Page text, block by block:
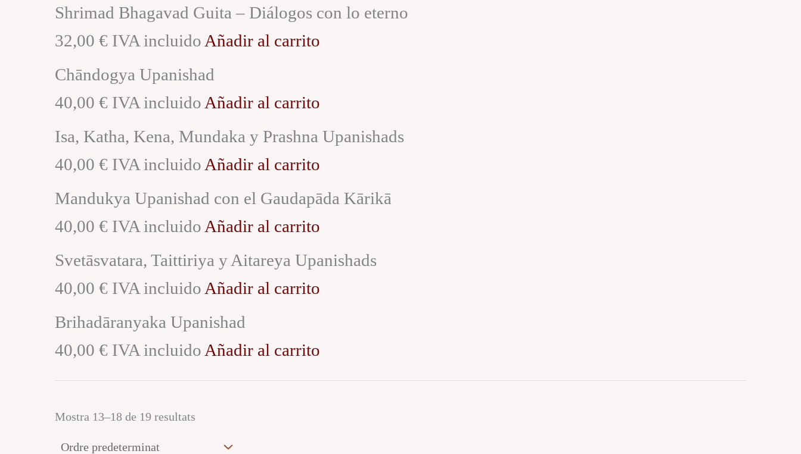
Shrimad Bhagavad Guita – Diálogos con lo eterno
32,00 € IVA incluido Añadir al carrito
Chāndogya Upanishad
40,00 € IVA incluido Añadir al carrito
Isa, Katha, Kena, Mundaka y Prashna Upanishads
40,00 € IVA incluido Añadir al carrito
Mandukya Upanishad con el Gaudapāda Kārikā
40,00 € IVA incluido Añadir al carrito
Svetāsvatara, Taittiriya y Aitareya Upanishads
40,00 € IVA incluido Añadir al carrito
Brihadāranyaka Upanishad
40,00 € IVA incluido Añadir al carrito
Mostra 13–18 de 19 resultats